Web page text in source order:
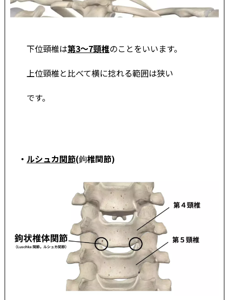
下位頸椎は第3～7頸椎のことをいいます。
上位頸椎と比べて横に捻れる範囲は狭い
です。
・ ルシュカ関節(鉤椎関節)